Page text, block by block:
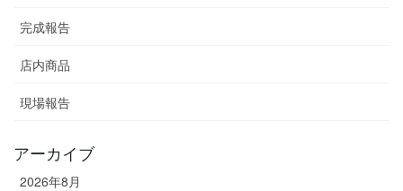
完成報告
店内商品
現場報告
アーカイブ
2026年8月